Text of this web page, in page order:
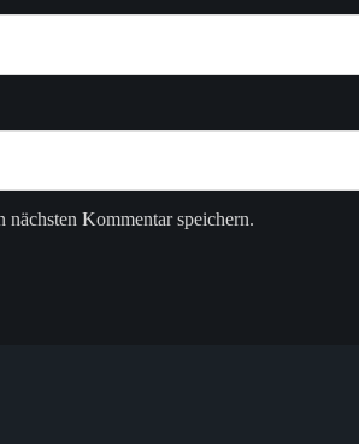
Kommentar speichern.